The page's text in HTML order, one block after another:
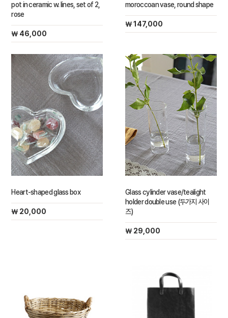
pot in ceramic w. lines, set of 2,
rose
￦ 46,000
moroccoan vase, round shape
￦ 147,000
Heart-shaped glass box
￦ 20,000
Glass cylinder vase/tealight
holder double use (두가지 사이
즈)
￦ 29,000